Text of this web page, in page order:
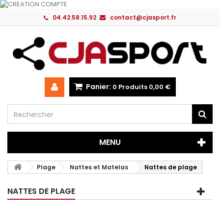
04.42.58.15.92 contact@cjasport.fr
Panier: 0 Produits 0,00 €
MENU
Plage Nattes et Matelas Nattes de plage
NATTES DE PLAGE